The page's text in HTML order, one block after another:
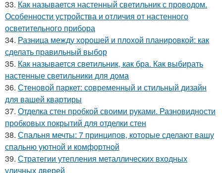
33. Как называется настенный светильник с проводом.
Особенности устройства и отличия от настенного
осветительного прибора
34. Разница между хорошей и плохой планировкой: как
сделать правильный выбор
35. Как называется светильник, как бра. Как выбирать
настенные светильники для дома
36. Стеновой паркет: современный и стильный дизайн
для вашей квартиры
37. Отделка стен пробкой своими руками. Разновидности
пробковых покрытий для отделки стен
38. Спальня мечты: 7 принципов, которые сделают вашу
спальню уютной и комфортной
39. Стратегии утепления металлических входных
уличных дверей